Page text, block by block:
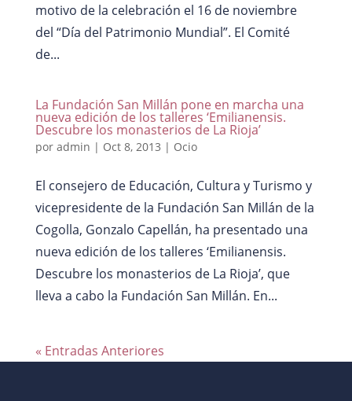
motivo de la celebración el 16 de noviembre
del “Día del Patrimonio Mundial”. El Comité
de...
La Fundación San Millán pone en marcha una
nueva edición de los talleres ‘Emilianensis.
Descubre los monasterios de La Rioja’
por admin | Oct 8, 2013 | Ocio
El consejero de Educación, Cultura y Turismo y
vicepresidente de la Fundación San Millán de la
Cogolla, Gonzalo Capellán, ha presentado una
nueva edición de los talleres ‘Emilianensis.
Descubre los monasterios de La Rioja’, que
lleva a cabo la Fundación San Millán. En...
« Entradas Anteriores